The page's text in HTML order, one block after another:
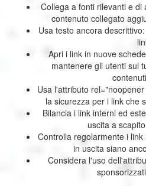
Collega a fonti rilevanti e di
contenuto collegato
Usa testo ancora
Apri i link in nuove
mantenere gli utenti sul
Usa l'attributo
la sicurezza per i link che
Bilancia i link interni ed
uscita a
Controlla regolarmente i
in uscita siano
Considera l'uso